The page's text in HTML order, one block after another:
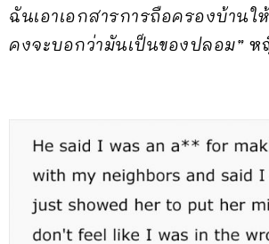
ฉันเอาเอกสารการถือครองบ้านใ
คงจะบอกว่ามันเป็นของปลอม”ห